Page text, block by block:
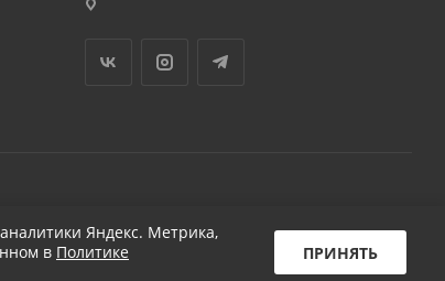
Разработано в KAPUSTA LAB
Яндекс. Метрика,
в Политике
ПРИНЯТЬ